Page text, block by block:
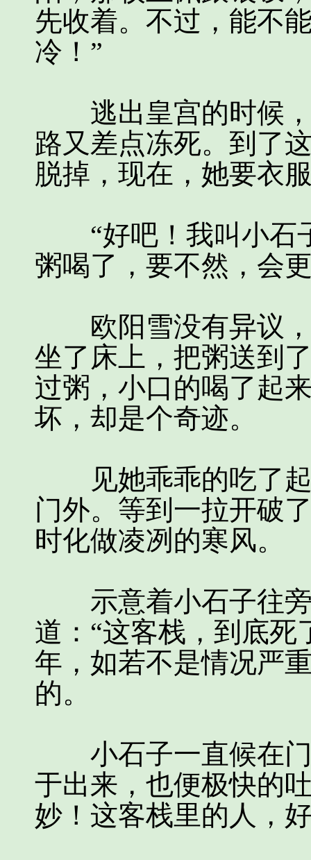
先收着。不过，能不
冷！”
逃出皇宫的时候，
路又差点冻死。到了
脱掉，现在，她要衣
“好吧！我叫小石
粥喝了，要不然，会
欧阳雪没有异议，
坐了床上，把粥送到
过粥，小口的喝了起
坏，却是个奇迹。
见她乖乖的吃了起
门外。等到一拉开破
时化做凌冽的寒风。
示意着小石子往旁
道：“这客栈，到底死
年，如若不是情况严
的。
小石子一直候在门
于出来，也便极快的
妙！这客栈里的人，